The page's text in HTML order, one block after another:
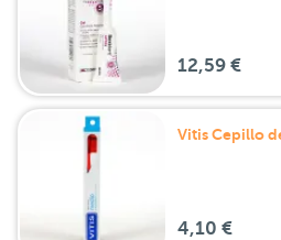
12,59 €
Vitis Cepillo
4,10 €